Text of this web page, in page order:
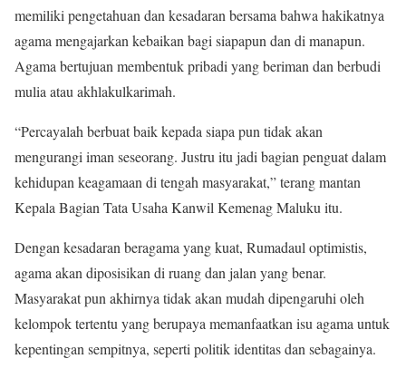
memiliki pengetahuan dan kesadaran bersama bahwa hakikatnya
agama mengajarkan kebaikan bagi siapapun dan di manapun.
Agama bertujuan membentuk pribadi yang beriman dan berbudi
mulia atau akhlakulkarimah.
“Percayalah berbuat baik kepada siapa pun tidak akan
mengurangi iman seseorang. Justru itu jadi bagian penguat dalam
kehidupan keagamaan di tengah masyarakat,” terang mantan
Kepala Bagian Tata Usaha Kanwil Kemenag Maluku itu.
Dengan kesadaran beragama yang kuat, Rumadaul optimistis,
agama akan diposisikan di ruang dan jalan yang benar.
Masyarakat pun akhirnya tidak akan mudah dipengaruhi oleh
kelompok tertentu yang berupaya memanfaatkan isu agama untuk
kepentingan sempitnya, seperti politik identitas dan sebagainya.